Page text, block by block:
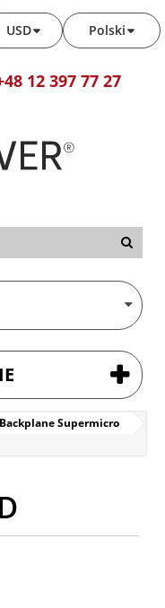
Polski
USD
12 397 77 27
Backplane Supermicro